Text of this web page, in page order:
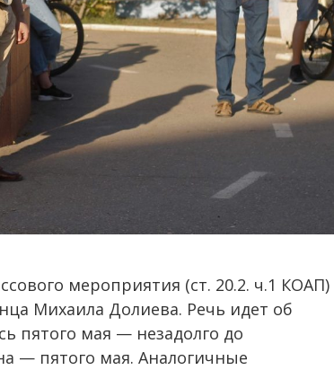
мероприятия (ст. 20.2. ч.1 КОАП)
Михаила Долиева. Речь идет об
пятого мая — незадолго до
— пятого мая. Аналогичные